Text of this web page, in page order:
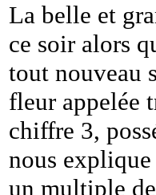
La belle et
ce soir alors
tout nouveau
fleur appelée
chiffre 3,
nous
un multiple